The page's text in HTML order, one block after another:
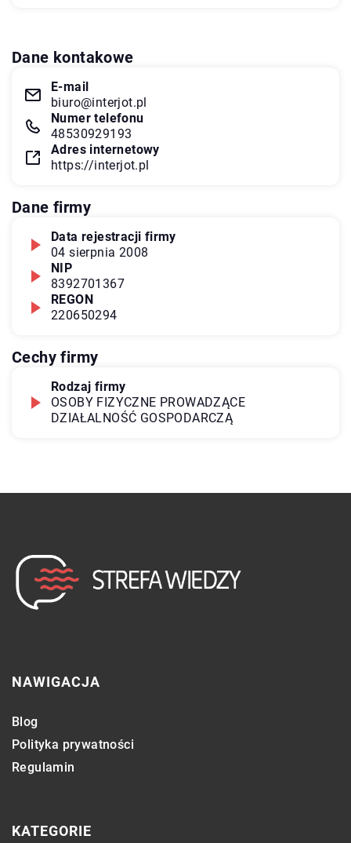
Dane kontakowe
E-mail
biuro@interjot.pl
Numer telefonu
48530929193
Adres internetowy
https://interjot.pl
Dane firmy
Data rejestracji firmy
04 sierpnia 2008
NIP
8392701367
REGON
220650294
Cechy firmy
Rodzaj firmy
OSOBY FIZYCZNE PROWADZĄCE
DZIAŁALNOŚĆ GOSPODARCZĄ
NAWIGACJA
Blog
Polityka prywatności
Regulamin
KATEGORIE